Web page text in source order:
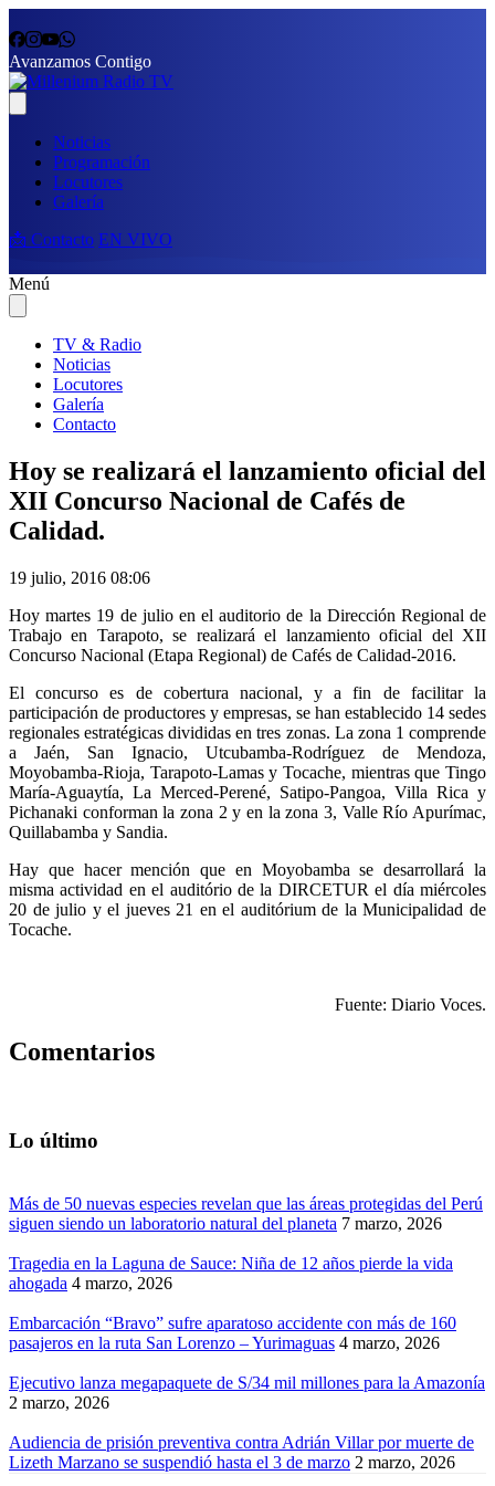
Avanzamos Contigo
Noticias
Programación
Locutores
Galería
📩 Contacto EN VIVO
Menú
TV & Radio
Noticias
Locutores
Galería
Contacto
Hoy se realizará el lanzamiento oficial del
XII Concurso Nacional de Cafés de
Calidad.
19 julio, 2016 08:06
Hoy martes 19 de julio en el auditorio de la Dirección Regional de
Trabajo en Tarapoto, se realizará el lanzamiento oficial del XII
Concurso Nacional (Etapa Regional) de Cafés de Calidad-2016.
El concurso es de cobertura nacional, y a fin de facilitar la
participación de productores y empresas, se han establecido 14 sedes
regionales estratégicas divididas en tres zonas. La zona 1 comprende
a Jaén, San Ignacio, Utcubamba-Rodríguez de Mendoza,
Moyobamba-Rioja, Tarapoto-Lamas y Tocache, mientras que Tingo
María-Aguaytía, La Merced-Perené, Satipo-Pangoa, Villa Rica y
Pichanaki conforman la zona 2 y en la zona 3, Valle Río Apurímac,
Quillabamba y Sandia.
Hay que hacer mención que en Moyobamba se desarrollará la
misma actividad en el auditório de la DIRCETUR el día miércoles
20 de julio y el jueves 21 en el auditórium de la Municipalidad de
Tocache.
Fuente: Diario Voces.
Comentarios
Lo último
Más de 50 nuevas especies revelan que las áreas protegidas del Perú
siguen siendo un laboratorio natural del planeta 7 marzo, 2026
Tragedia en la Laguna de Sauce: Niña de 12 años pierde la vida
ahogada 4 marzo, 2026
Embarcación “Bravo” sufre aparatoso accidente con más de 160
pasajeros en la ruta San Lorenzo – Yurimaguas 4 marzo, 2026
Ejecutivo lanza megapaquete de S/34 mil millones para la Amazonía
2 marzo, 2026
Audiencia de prisión preventiva contra Adrián Villar por muerte de
Lizeth Marzano se suspendió hasta el 3 de marzo 2 marzo, 2026